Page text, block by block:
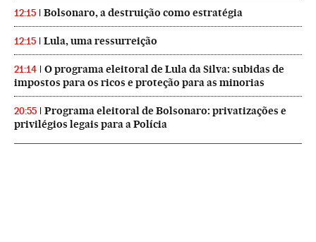
12:15 Bolsonaro, a destruição como estratégia
12:15 Lula, uma ressurreição
21:14
O programa eleitoral de Lula da Silva: subidas de
impostos para os ricos e proteção para as minorias
20:55
Programa eleitoral de Bolsonaro: privatizações e
privilégios legais para a Polícia